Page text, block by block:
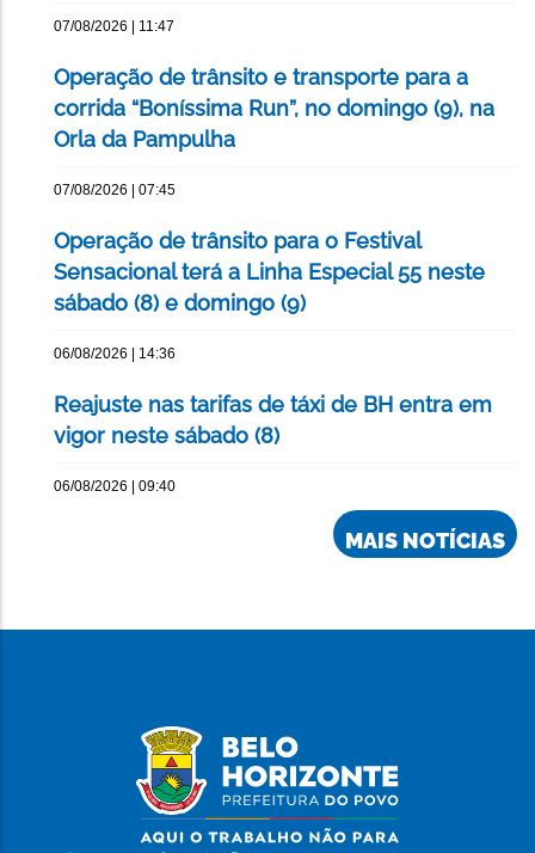
07/08/2026 | 11:47
Operação de trânsito e transporte para a
corrida “Boníssima Run”, no domingo (9), na
Orla da Pampulha
07/08/2026 | 07:45
Operação de trânsito para o Festival
Sensacional terá a Linha Especial 55 neste
sábado (8) e domingo (9)
06/08/2026 | 14:36
Reajuste nas tarifas de táxi de BH entra em
vigor neste sábado (8)
06/08/2026 | 09:40
MAIS NOTÍCIAS